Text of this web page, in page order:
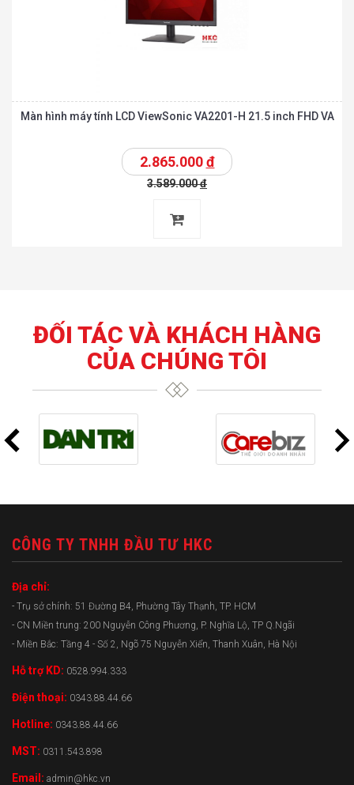
FHD VA
Màn hình máy tính LCD ViewSonic VA2201-H 21.5 inch FHD VA
2.865.000đ
3.589.000đ
ĐỐI TÁC VÀ KHÁCH HÀNG
CỦA CHÚNG TÔI
CÔNG TY TNHH ĐẦU TƯ HKC
Địa chỉ:
- Trụ sở chính: 51 Đường B4, Phường Tây Thạnh, TP. HCM
- CN Miền trung: 200 Nguyễn Công Phương, P. Nghĩa Lộ, TP Q.Ngãi
- Miền Bắc: Tầng 4 - Số 2, Ngõ 75 Nguyễn Xiển, Thanh Xuân, Hà Nội
Hỗ trợ KD: 0528.994.333
Điện thoại: 0343.88.44.66
Hotline: 0343.88.44.66
MST: 0311.543.898
Email: admin@hkc.vn